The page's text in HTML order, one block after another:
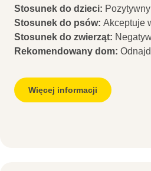
Stosunek do dzieci: Pozytywny
Stosunek do psów: Akceptuje
Stosunek do zwierząt:
Rekomendowany dom:
Więcej informacji